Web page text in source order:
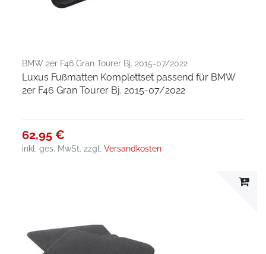
BMW 2er F46 Gran Tourer Bj. 2015-07/2022
Luxus Fußmatten Komplettset passend für BMW
2er F46 Gran Tourer Bj. 2015-07/2022
62,95 €
inkl. ges. MwSt. zzgl.Versandkosten